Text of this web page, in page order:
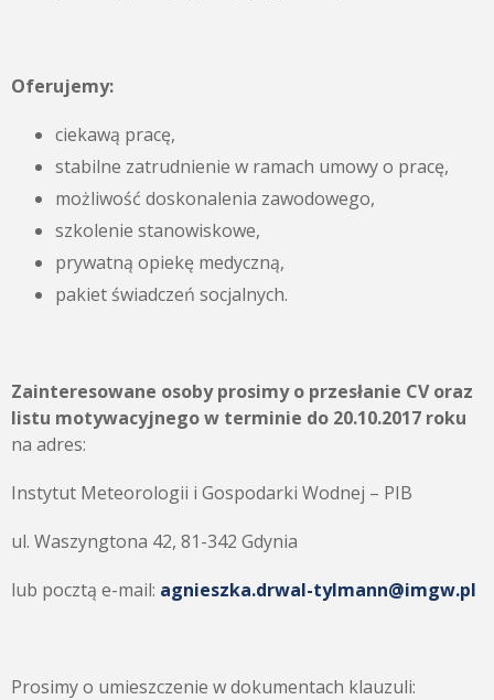
Oferujemy:
ciekawą pracę,
stabilne zatrudnienie w ramach umowy o pracę,
możliwość doskonalenia zawodowego,
szkolenie stanowiskowe,
prywatną opiekę medyczną,
pakiet świadczeń socjalnych.
Zainteresowane osoby prosimy o przesłanie CV oraz
listu motywacyjnegow terminie do 20.10.2017 roku
na adres:
Instytut Meteorologii i Gospodarki Wodnej – PIB
ul. Waszyngtona 42, 81-342 Gdynia
lub pocztą e-mail: agnieszka.drwal-tylmann@imgw.pl
Prosimy o umieszczenie w dokumentach klauzuli: